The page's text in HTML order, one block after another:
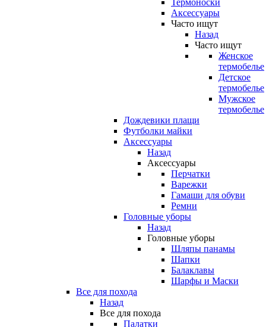
Термоноски
Аксессуары
Часто ищут
Назад
Часто ищут
Женское
термобелье
Детское
термобелье
Мужское
термобелье
Дождевики плащи
Футболки майки
Аксессуары
Назад
Аксессуары
Перчатки
Варежки
Гамаши для обуви
Ремни
Головные уборы
Назад
Головные уборы
Шляпы панамы
Шапки
Балаклавы
Шарфы и Маски
Все для похода
Назад
Все для похода
Палатки